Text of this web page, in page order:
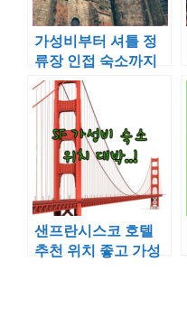
가성비부터 셔틀 정
류장 인접 숙소까지
몽생미셸 인근 베스
트 숙소 총정리
샌프란시스코 호텔
추천 위치 좋고 가성